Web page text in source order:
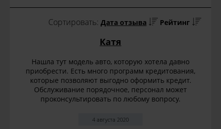
Сортировать: Дата отзыва Рейтинг
Катя
Нашла тут модель авто, которую хотела давно
приобрести. Есть много программ кредитования,
которые позволяют выгодно оформить кредит.
Обслуживание порядочное, персонал может
проконсультировать по любому вопросу.
4 августа 2020